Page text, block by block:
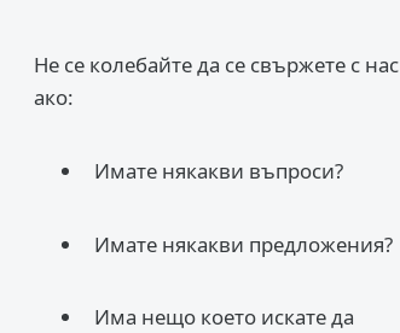
Не се колебайте да се свържете с нас
ако:
Имате някакви въпроси?
Имате някакви предложения?
Има нещо което искате да